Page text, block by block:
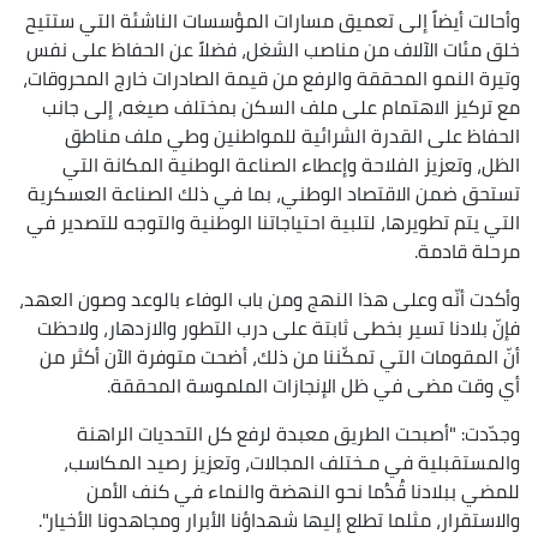
وأحالت أيضاً إلى تعميق مسارات المؤسسات الناشئة التي ستتيح
خلق مئات الآلاف من مناصب الشغل، فضلاً عن الحفاظ على نفس
وتيرة النمو المحققة والرفع من قيمة الصادرات خارج المحروقات،
مع تركيز الاهتمام على ملف السكن بمختلف صيغه، إلى جانب
الحفاظ على القدرة الشرائية للمواطنين وطي ملف مناطق
الظل، وتعزيز الفلاحة وإعطاء الصناعة الوطنية المكانة التي
تستحق ضمن الاقتصاد الوطني، بما في ذلك الصناعة العسكرية
التي يتم تطويرها، لتلبية احتياجاتنا الوطنية والتوجه للتصدير في
مرحلة قادمة.
وأكدت أنّه وعلى هذا النهج ومن باب الوفاء بالوعد وصون العهد،
فإنّ بلادنا تسير بخطى ثابتة على درب التطور والازدهار، ولاحظت
أنّ المقومات التي تمكّننا من ذلك، أضحت متوفرة الآن أكثر من
أي وقت مضى في ظل الإنجازات الملموسة المحققة.
وجدّدت: "أصبحت الطريق معبدة لرفع كل التحديات الراهنة
والمستقبلية في مـختلف المجالات، وتعزيز رصيد المكاسب،
للمضي ببلادنا قُدُما نحو النهضة والنماء في كنف الأمن
والاستقرار، مثلما تطلع إليها شهداؤنا الأبرار ومجاهدونا الأخيار".